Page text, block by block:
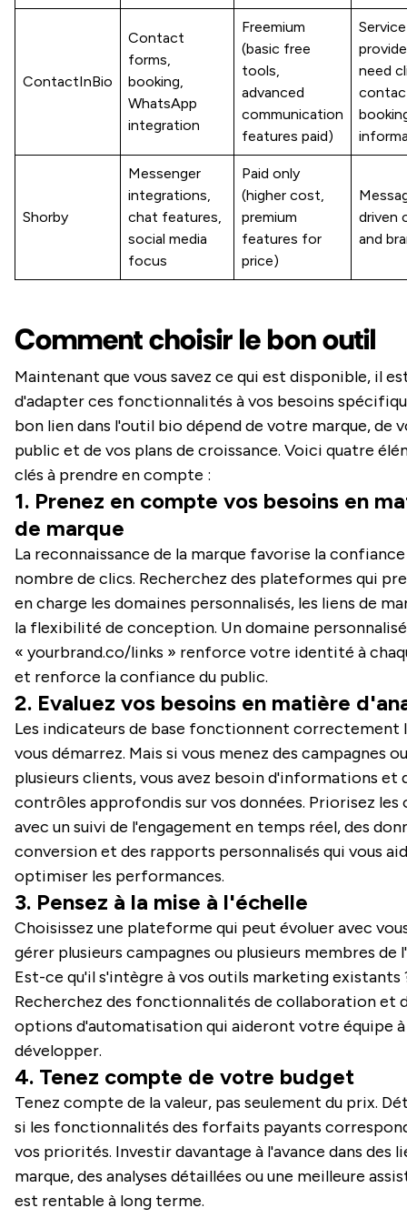
ContactInBio
Contact
forms,
booking,
WhatsApp
integration
Freemium
(basic free
tools,
advanced
communication
features paid)
Service
need
Shorby
Messenger
integrations,
chat features,
social media
focus
Paid only
(higher cost,
premium
features for
price)
driven
and
Comment choisir le bon outil
Maintenant que vous savez ce qui est disponible, il
d'adapter ces fonctionnalités à vos besoins
bon lien dans l'outil bio dépend de votre marque, de
public et de vos plans de croissance. Voici quatre
clés à prendre en compte :
1. Prenez en compte vos besoins en
de marque
La reconnaissance de la marque favorise la
nombre de clics. Recherchez des plateformes qui
en charge les domaines personnalisés, les liens de
la flexibilité de conception. Un domaine
« yourbrand.co/links » renforce votre identité à
et renforce la confiance du public.
2. Evaluez vos besoins en matière
Les indicateurs de base fonctionnent correctement
vous démarrez. Mais si vous menez des campagnes
plusieurs clients, vous avez besoin d'informations et
contrôles approfondis sur vos données. Priorisez les
avec un suivi de l'engagement en temps réel, des
conversion et des rapports personnalisés qui vous
optimiser les performances.
3. Pensez à la mise à l'échelle
Choisissez une plateforme qui peut évoluer avec
gérer plusieurs campagnes ou plusieurs membres de
Est-ce qu'il s'intègre à vos outils marketing existants
Recherchez des fonctionnalités de collaboration et
options d'automatisation qui aideront votre équipe à
développer.
4. Tenez compte de votre budget
Tenez compte de la valeur, pas seulement du prix.
si les fonctionnalités des forfaits payants
vos priorités. Investir davantage à l'avance dans des
marque, des analyses détaillées ou une meilleure
est rentable à long terme.